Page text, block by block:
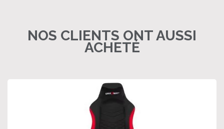
NOS CLIENTS ONT AUSSI
ACHETÉ